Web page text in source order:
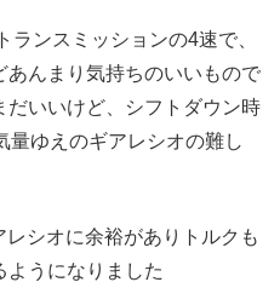
ンスミッションの4速で、
んまり気持ちのいいもので
いいけど、シフトダウン時
量ゆえのギアレシオの難し
シオに余裕がありトルクも
ようになりました